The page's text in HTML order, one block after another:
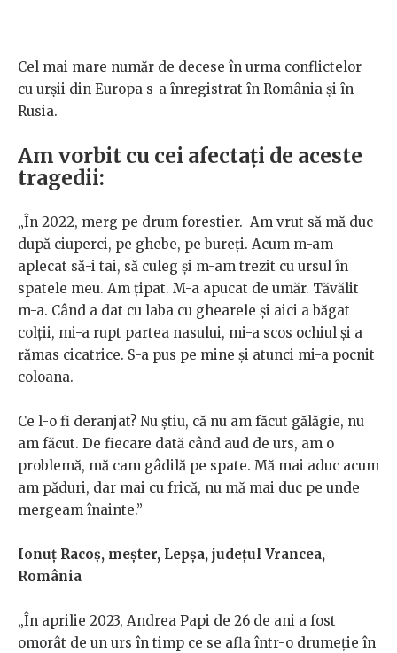
Cel mai mare număr de decese în urma conflictelor
cu urșii din Europa s-a înregistrat în România și în
Rusia.
Am vorbit cu cei afectați de aceste
tragedii:
„În 2022, merg pe drum forestier. Am vrut să mă duc
după ciuperci, pe ghebe, pe bureți. Acum m-am
aplecat să-i tai, să culeg și m-am trezit cu ursul în
spatele meu. Am țipat. M-a apucat de umăr. Tăvălit
m-a. Când a dat cu laba cu ghearele și aici a băgat
colții, mi-a rupt partea nasului, mi-a scos ochiul și a
rămas cicatrice. S-a pus pe mine și atunci mi-a pocnit
coloana.
Ce l-o fi deranjat? Nu știu, că nu am făcut gălăgie, nu
am făcut. De fiecare dată când aud de urs, am o
problemă, mă cam gâdilă pe spate. Mă mai aduc acum
am păduri, dar mai cu frică, nu mă mai duc pe unde
mergeam înainte.”
Ionuț Racoș, meșter, Lepșa, județul Vrancea,
România
„În aprilie 2023, Andrea Papi de 26 de ani a fost
omorât de un urs în timp ce se afla într-o drumeție în